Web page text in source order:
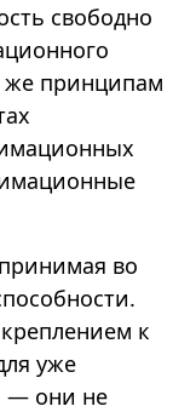
свободно
же принципам
во
к
уже
— они не